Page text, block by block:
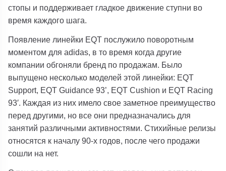
стопы и поддерживает гладкое движение ступни во
время каждого шага.
Появление линейки EQT послужило поворотным
моментом для adidas, в то время когда другие
компании обгоняли бренд по продажам. Было
выпущено несколько моделей этой линейки: EQT
Support, EQT Guidance 93’, EQT Cushion и EQT Racing
93′. Каждая из них имело свое заметное преимущество
перед другими, но все они предназначались для
занятий различными активностями. Стихийные релизы
относятся к началу 90-х годов, после чего продажи
сошли на нет.